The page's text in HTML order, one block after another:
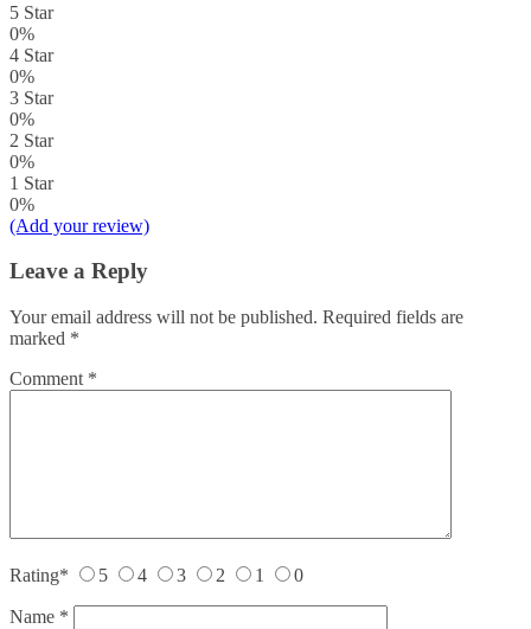
5 Star
0%
4 Star
0%
3 Star
0%
2 Star
0%
1 Star
0%
(Add your review)
Leave a Reply
Your email address will not be published. Required fields are
marked *
Comment *
Rating* 5 4 3 2 1 0
Name *